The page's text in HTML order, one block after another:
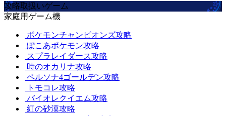
攻略取扱いゲーム
家庭用ゲーム機
ポケモンチャンピオンズ攻略
ぽこあポケモン攻略
スプラレイダース攻略
時のオカリナ攻略
ペルソナ4ゴールデン攻略
トモコレ攻略
バイオレクイエム攻略
紅の砂漠攻略